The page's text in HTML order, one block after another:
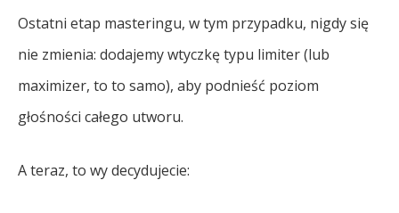
Ostatni etap masteringu, w tym przypadku, nigdy się
nie zmienia: dodajemy wtyczkę typu limiter (lub
maximizer, to to samo), aby podnieść poziom
głośności całego utworu.
A teraz, to wy decydujecie: